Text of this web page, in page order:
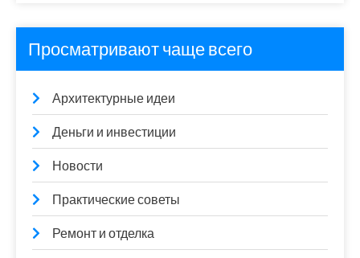
Просматривают чаще всего
Архитектурные идеи
Деньги и инвестиции
Новости
Практические советы
Ремонт и отделка